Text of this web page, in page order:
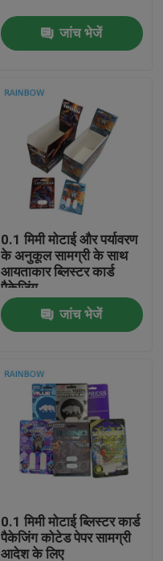
जांच भेजें
0.1 मिमी मोटाई और पर्यावरण
के अनुकूल सामग्री के साथ
आयताकार ब्लिस्टर कार्ड
पैकेजिंग
जांच भेजें
0.1 मिमी मोटाई ब्लिस्टर कार्ड
पैकेजिंग कोटेड पेपर सामग्री
आदेश के लिए